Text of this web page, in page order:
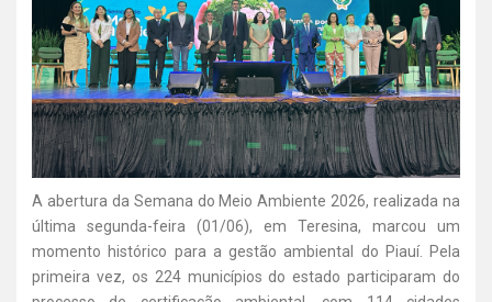
A abertura da Semana do Meio Ambiente 2026, realizada na
última segunda-feira (01/06), em Teresina, marcou um
momento histórico para a gestão ambiental do Piauí. Pela
primeira vez, os 224 municípios do estado participaram do